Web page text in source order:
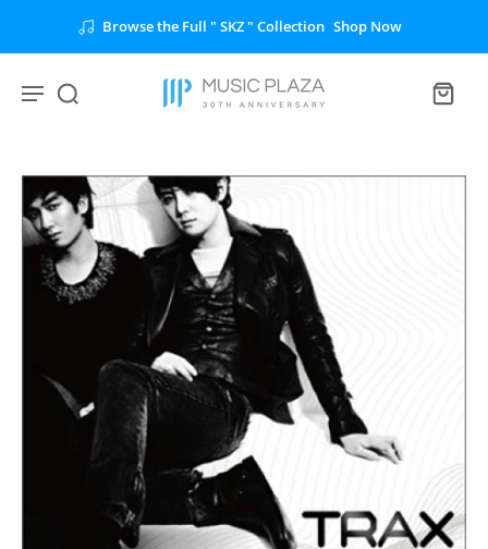
Browse the Full " SKZ " Collection Shop Now